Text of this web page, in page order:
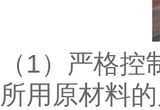
（1）严格
所用原材料